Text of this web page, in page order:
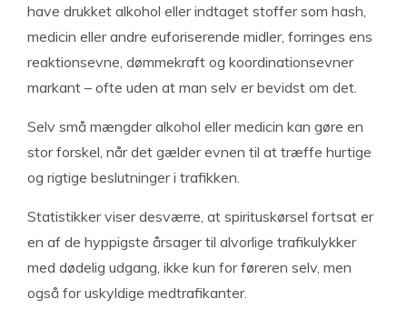
have drukket alkohol eller indtaget stoffer som hash,
medicin eller andre euforiserende midler, forringes ens
reaktionsevne, dømmekraft og koordinationsevner
markant – ofte uden at man selv er bevidst om det.
Selv små mængder alkohol eller medicin kan gøre en
stor forskel, når det gælder evnen til at træffe hurtige
og rigtige beslutninger i trafikken.
Statistikker viser desværre, at spirituskørsel fortsat er
en af de hyppigste årsager til alvorlige trafikulykker
med dødelig udgang, ikke kun for føreren selv, men
også for uskyldige medtrafikanter.